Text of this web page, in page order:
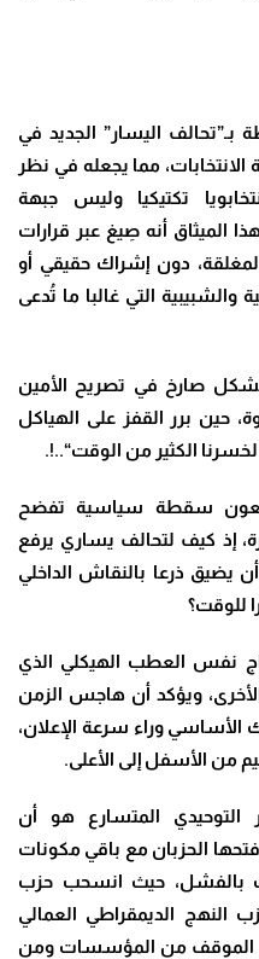
بـ”تحالف اليسار” الجديد في
مما يجعله في نظر
تكتيكيا وليس جبهة
الميثاق أنه صِيغ عبر قرارات
دون إشراك حقيقي أو
التي غالبا ما تُدعى
صارخ في تصريح الأمين
حين برر القفز على الهياكل
لخسرنا الكثير من الوقت“..!
.
سقطة سياسية تفضح
إذ كيف لتحالف يساري يرفع
يضيق ذرعا بالنقاش الداخلي
للوقت؟
نفس العطب الهيكلي الذي
الأخرى، ويؤكد أن هاجس الزمن
الأساسي وراء سرعة الإعلان،
من الأسفل إلى الأعلى.
المتسارع هو أن
فتحها الحزبان مع باقي مكونات
بالفشل، حيث انسحب حزب
النهج الديمقراطي العمالي
في الموقف من المؤسسات ومن